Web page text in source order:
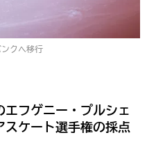
クへ移行
フゲニー・プルシェ
ケート選手権の採点